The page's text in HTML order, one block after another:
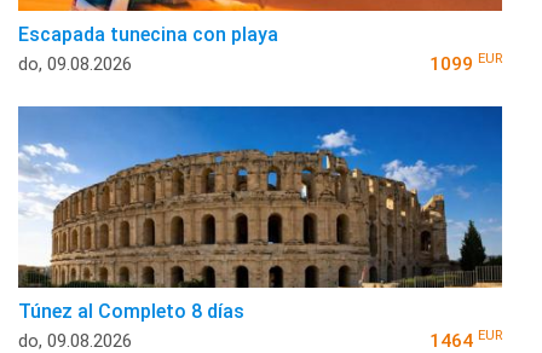
Escapada tunecina con playa
do, 09.08.2026 1099 EUR
Túnez al Completo 8 días
do, 09.08.2026 1464 EUR